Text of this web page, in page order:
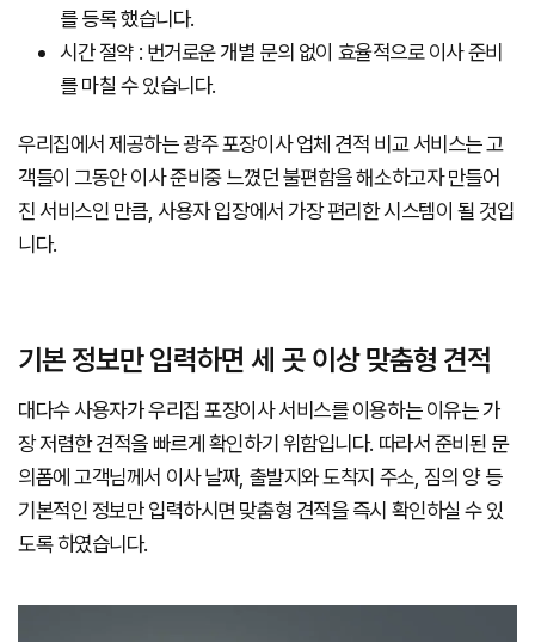
를 등록 했습니다.
시간 절약 : 번거로운 개별 문의 없이 효율적으로 이사 준비
를 마칠 수 있습니다.
우리집에서 제공하는 광주 포장이사 업체 견적 비교 서비스는 고
객들이 그동안 이사 준비중 느꼈던 불편함을 해소하고자 만들어
진 서비스인 만큼, 사용자 입장에서 가장 편리한 시스템이 될 것입
니다.
기본 정보만 입력하면 세 곳 이상 맞춤형 견적
대다수 사용자가 우리집 포장이사 서비스를 이용하는 이유는 가
장 저렴한 견적을 빠르게 확인하기 위함입니다. 따라서 준비된 문
의폼에 고객님께서 이사 날짜, 출발지와 도착지 주소, 짐의 양 등
기본적인 정보만 입력하시면 맞춤형 견적을 즉시 확인하실 수 있
도록 하였습니다.